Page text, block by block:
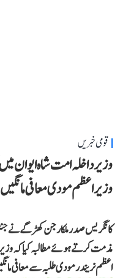
قومی خبریں
وزیر داخلہ امت شاہ ایوان
وزیر اعظم مودی معافی
کانگریس صدر ملکارجن کھڑگے نے
مذمت کرتے ہوئے مطالبہ کیا کہ
اعظم نریندر مودی طلبہ سے معافی